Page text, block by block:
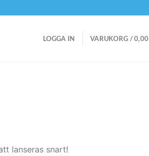
LOGGA IN VARUKORG /0,00
lanseras snart!